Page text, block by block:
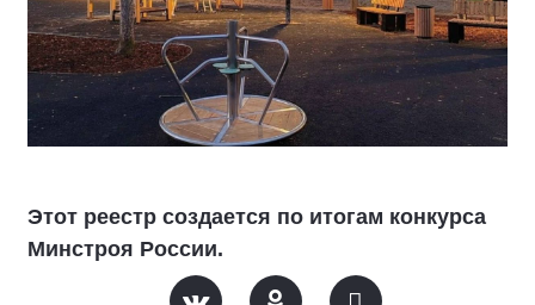
Этот реестр создается по итогам конкурса
Минстроя России.